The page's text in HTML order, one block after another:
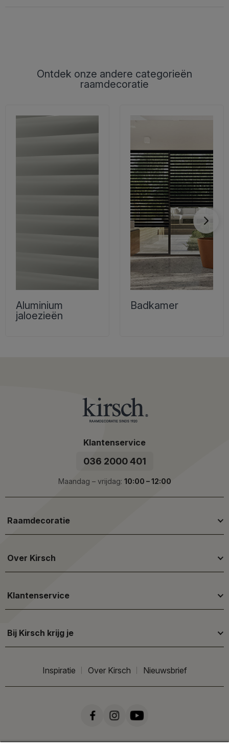
Ontdek onze andere categorieën
raamdecoratie
Aluminium
jaloezieën
Badkamer
Klantenservice
036 2000 401
Maandag – vrijdag: 10:00 – 12:00
Raamdecoratie
Over Kirsch
Klantenservice
Bij Kirsch krijg je
Inspiratie Over Kirsch Nieuwsbrief